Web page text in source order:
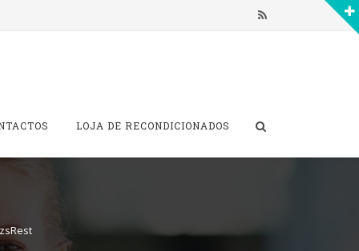
LOJA DE RECONDICIONADOS